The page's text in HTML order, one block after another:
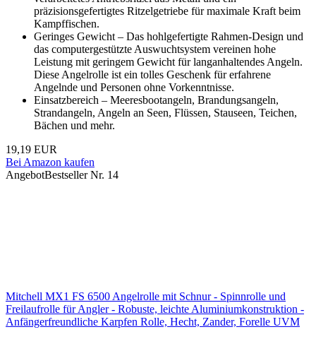
präzisionsgefertigtes Ritzelgetriebe für maximale Kraft beim
Kampffischen.
Geringes Gewicht – Das hohlgefertigte Rahmen-Design und
das computergestützte Auswuchtsystem vereinen hohe
Leistung mit geringem Gewicht für langanhaltendes Angeln.
Diese Angelrolle ist ein tolles Geschenk für erfahrene
Angelnde und Personen ohne Vorkenntnisse.
Einsatzbereich – Meeresbootangeln, Brandungsangeln,
Strandangeln, Angeln an Seen, Flüssen, Stauseen, Teichen,
Bächen und mehr.
19,19 EUR
Bei Amazon kaufen
AngebotBestseller Nr. 14
Mitchell MX1 FS 6500 Angelrolle mit Schnur - Spinnrolle und
Freilaufrolle für Angler - Robuste, leichte Aluminiumkonstruktion -
Anfängerfreundliche Karpfen Rolle, Hecht, Zander, Forelle UVM